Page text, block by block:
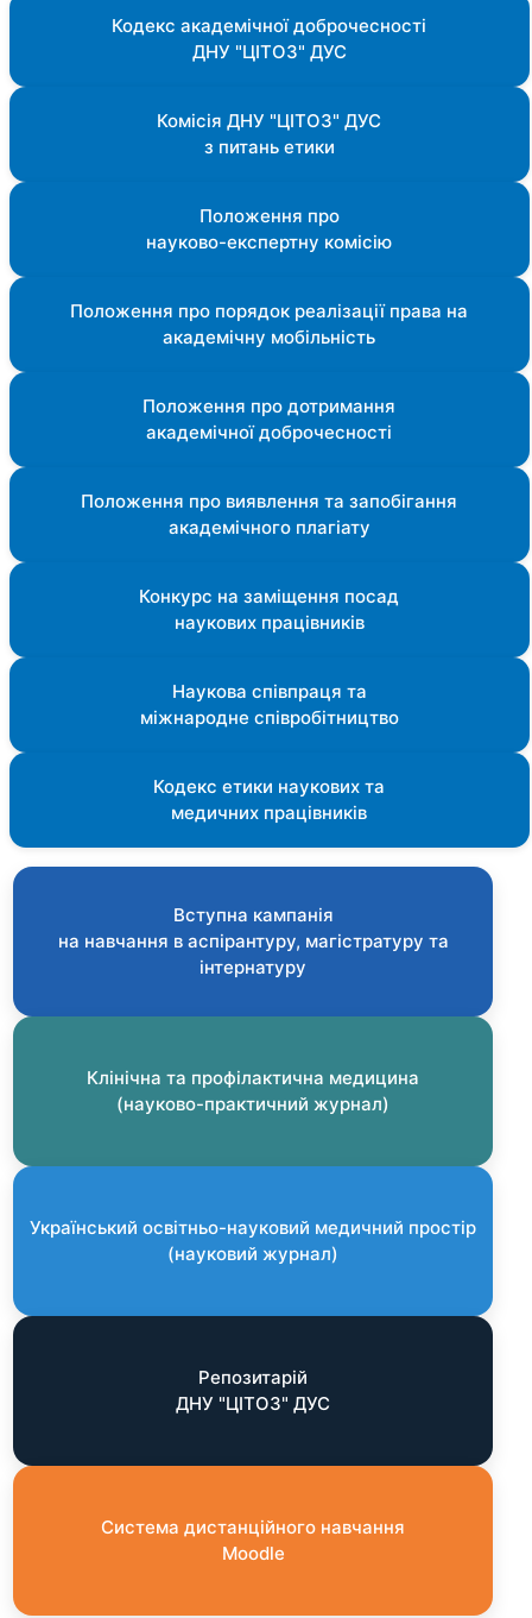
Кодекс академічної доброчесності
ДНУ "ЦІТОЗ" ДУС
Комісія ДНУ "ЦІТОЗ" ДУС
з питань етики
Положення про
науково-експертну комісію
Положення про порядок реалізації права на
академічну мобільність
Положення про дотримання
академічної доброчесності
Положення про виявлення та запобігання
академічного плагіату
Конкурс на заміщення посад
наукових працівників
Наукова співпраця та
міжнародне співробітництво
Кодекс етики наукових та
медичних працівників
Вступна кампанія
на навчання в аспірантуру, магістратуру та
інтернатуру
Клінічна та профілактична медицина
(науково-практичний журнал)
Український освітньо-науковий медичний простір
(науковий журнал)
Репозитарій
ДНУ "ЦІТОЗ" ДУС
Система дистанційного навчання
Moodle